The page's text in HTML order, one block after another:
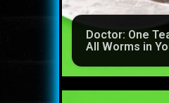
Doctor: One
All Worms in